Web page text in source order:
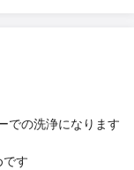
での洗浄になります
す